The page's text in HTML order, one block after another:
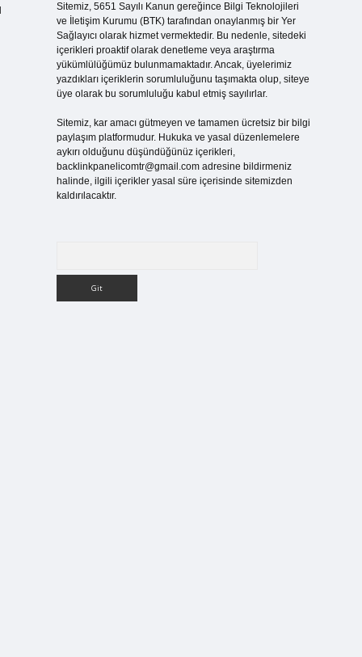
Sitemiz, 5651 Sayılı Kanun gereğince Bilgi Teknolojileri
ve İletişim Kurumu (BTK) tarafından onaylanmış bir Yer
Sağlayıcı olarak hizmet vermektedir. Bu nedenle, sitedeki
içerikleri proaktif olarak denetleme veya araştırma
yükümlülüğümüz bulunmamaktadır. Ancak, üyelerimiz
yazdıkları içeriklerin sorumluluğunu taşımakta olup, siteye
üye olarak bu sorumluluğu kabul etmiş sayılırlar.
Sitemiz, kar amacı gütmeyen ve tamamen ücretsiz bir bilgi
paylaşım platformudur. Hukuka ve yasal düzenlemelere
aykırı olduğunu düşündüğünüz içerikleri,
backlinkpanelicomtr@gmail.comadresine bildirmeniz
halinde, ilgili içerikler yasal süre içerisinde sitemizden
kaldırılacaktır.